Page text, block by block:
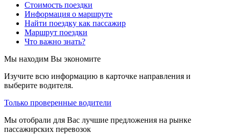
Стоимость поездки
Информация о маршруте
Найти поездку как пассажир
Маршрут поездки
Что важно знать?
Мы находим Вы экономите
Изучите всю информацию в карточке направления и
выберите водителя.
Только проверенные водители
Мы отобрали для Вас лучшие предложения на рынке
пассажирских перевозок